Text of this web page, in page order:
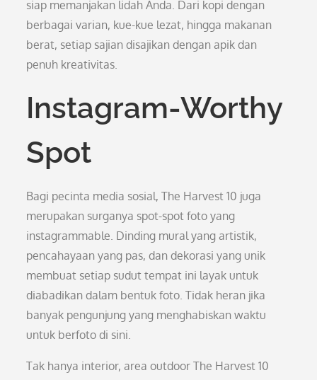
siap memanjakan lidah Anda. Dari kopi dengan
berbagai varian, kue-kue lezat, hingga makanan
berat, setiap sajian disajikan dengan apik dan
penuh kreativitas.
Instagram-Worthy
Spot
Bagi pecinta media sosial, The Harvest 10 juga
merupakan surganya spot-spot foto yang
instagrammable. Dinding mural yang artistik,
pencahayaan yang pas, dan dekorasi yang unik
membuat setiap sudut tempat ini layak untuk
diabadikan dalam bentuk foto. Tidak heran jika
banyak pengunjung yang menghabiskan waktu
untuk berfoto di sini.
Tak hanya interior, area outdoor The Harvest 10